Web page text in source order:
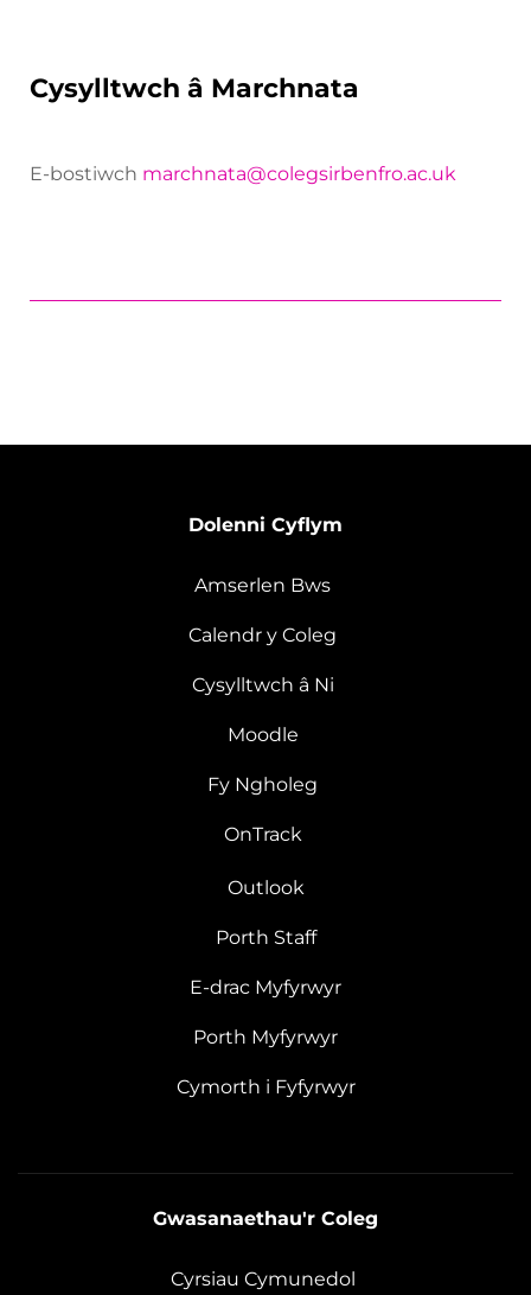
Cysylltwch â Marchnata
E-bostiwch marchnata@colegsirbenfro.ac.uk
Dolenni Cyflym
Amserlen Bws
Calendr y Coleg
Cysylltwch â Ni
Moodle
Fy Ngholeg
OnTrack
Outlook
Porth Staff
E-drac Myfyrwyr
Porth Myfyrwyr
Cymorth i Fyfyrwyr
Gwasanaethau'r Coleg
Cyrsiau Cymunedol